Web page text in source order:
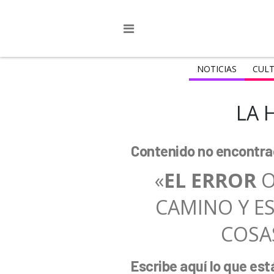
NOTICIAS
LA
Contenido no
«EL ERROR
CAMINO Y
Escribe aquí lo que